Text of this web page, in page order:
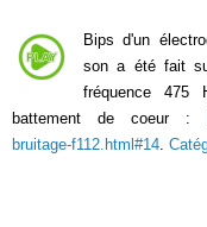
Bips d'un
son a été fait
fréquence 475
battement de coeur :
bruitage-f112.html#14